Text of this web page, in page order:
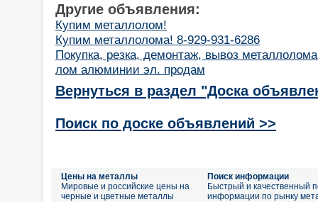
Другие объявления:
Купим металлолом!
Купим металлолома! 8-929-931-6286
Покупка, резка, демонтаж, вывоз
лом алюминии эл. продам
Вернуться в раздел "Доска
Поиск по доске объявлений >>
Цены на металлы
Мировые и российские цены на
черные и цветные металлы
Поиск информации
Быстрый и качественный
информации по рынку